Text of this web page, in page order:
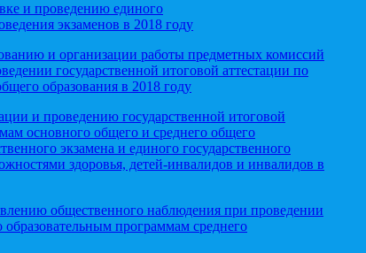
и проведению единого
экзаменов в 2018 году
и организации работы предметных комиссий
государственной итоговой аттестации по
образования в 2018 году
и проведению государственной итоговой
основного общего и среднего общего
экзамена и единого государственного
здоровья, детей-инвалидов и инвалидов в
общественного наблюдения при проведении
образовательным программам среднего